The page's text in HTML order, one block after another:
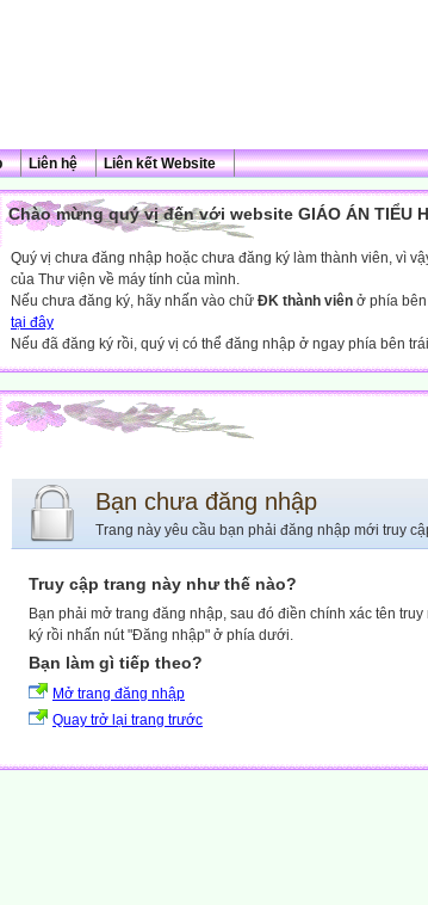
Liên hệ Liên kết Website
Chào mừng quý vị đến với website GIÁO ÁN TIỂU
Quý vị chưa đăng nhập hoặc chưa đăng ký làm thành viên, vì
của Thư viện về máy tính của mình.
Nếu chưa đăng ký, hãy nhấn vào chữ ĐK thành viên ở phía
tại đây
Nếu đã đăng ký rồi, quý vị có thể đăng nhập ở ngay phía bên
Bạn chưa đăng nhập
Trang này yêu cầu bạn phải đăng nhập mới truy
Truy cập trang này như thế nào?
Bạn phải mở trang đăng nhập, sau đó điền chính xác tên
ký rồi nhấn nút "Đăng nhập" ở phía dưới.
Bạn làm gì tiếp theo?
Mở trang đăng nhập
Quay trở lại trang trước